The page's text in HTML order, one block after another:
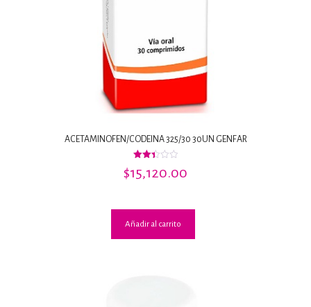
ACETAMINOFEN/CODEINA 325/30 30UN GENFAR
con
$15,120.00
Añadir al carrito